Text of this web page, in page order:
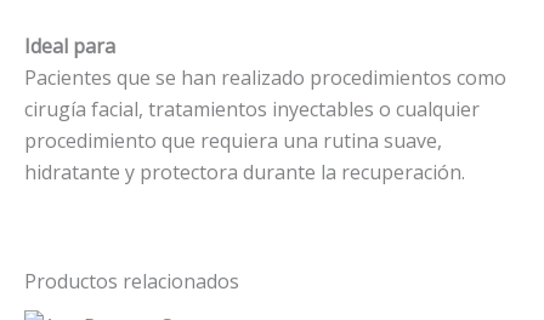
Ideal para
Pacientes que se han realizado procedimientos como
cirugía facial, tratamientos inyectables o cualquier
procedimiento que requiera una rutina suave,
hidratante y protectora durante la recuperación.
Productos relacionados